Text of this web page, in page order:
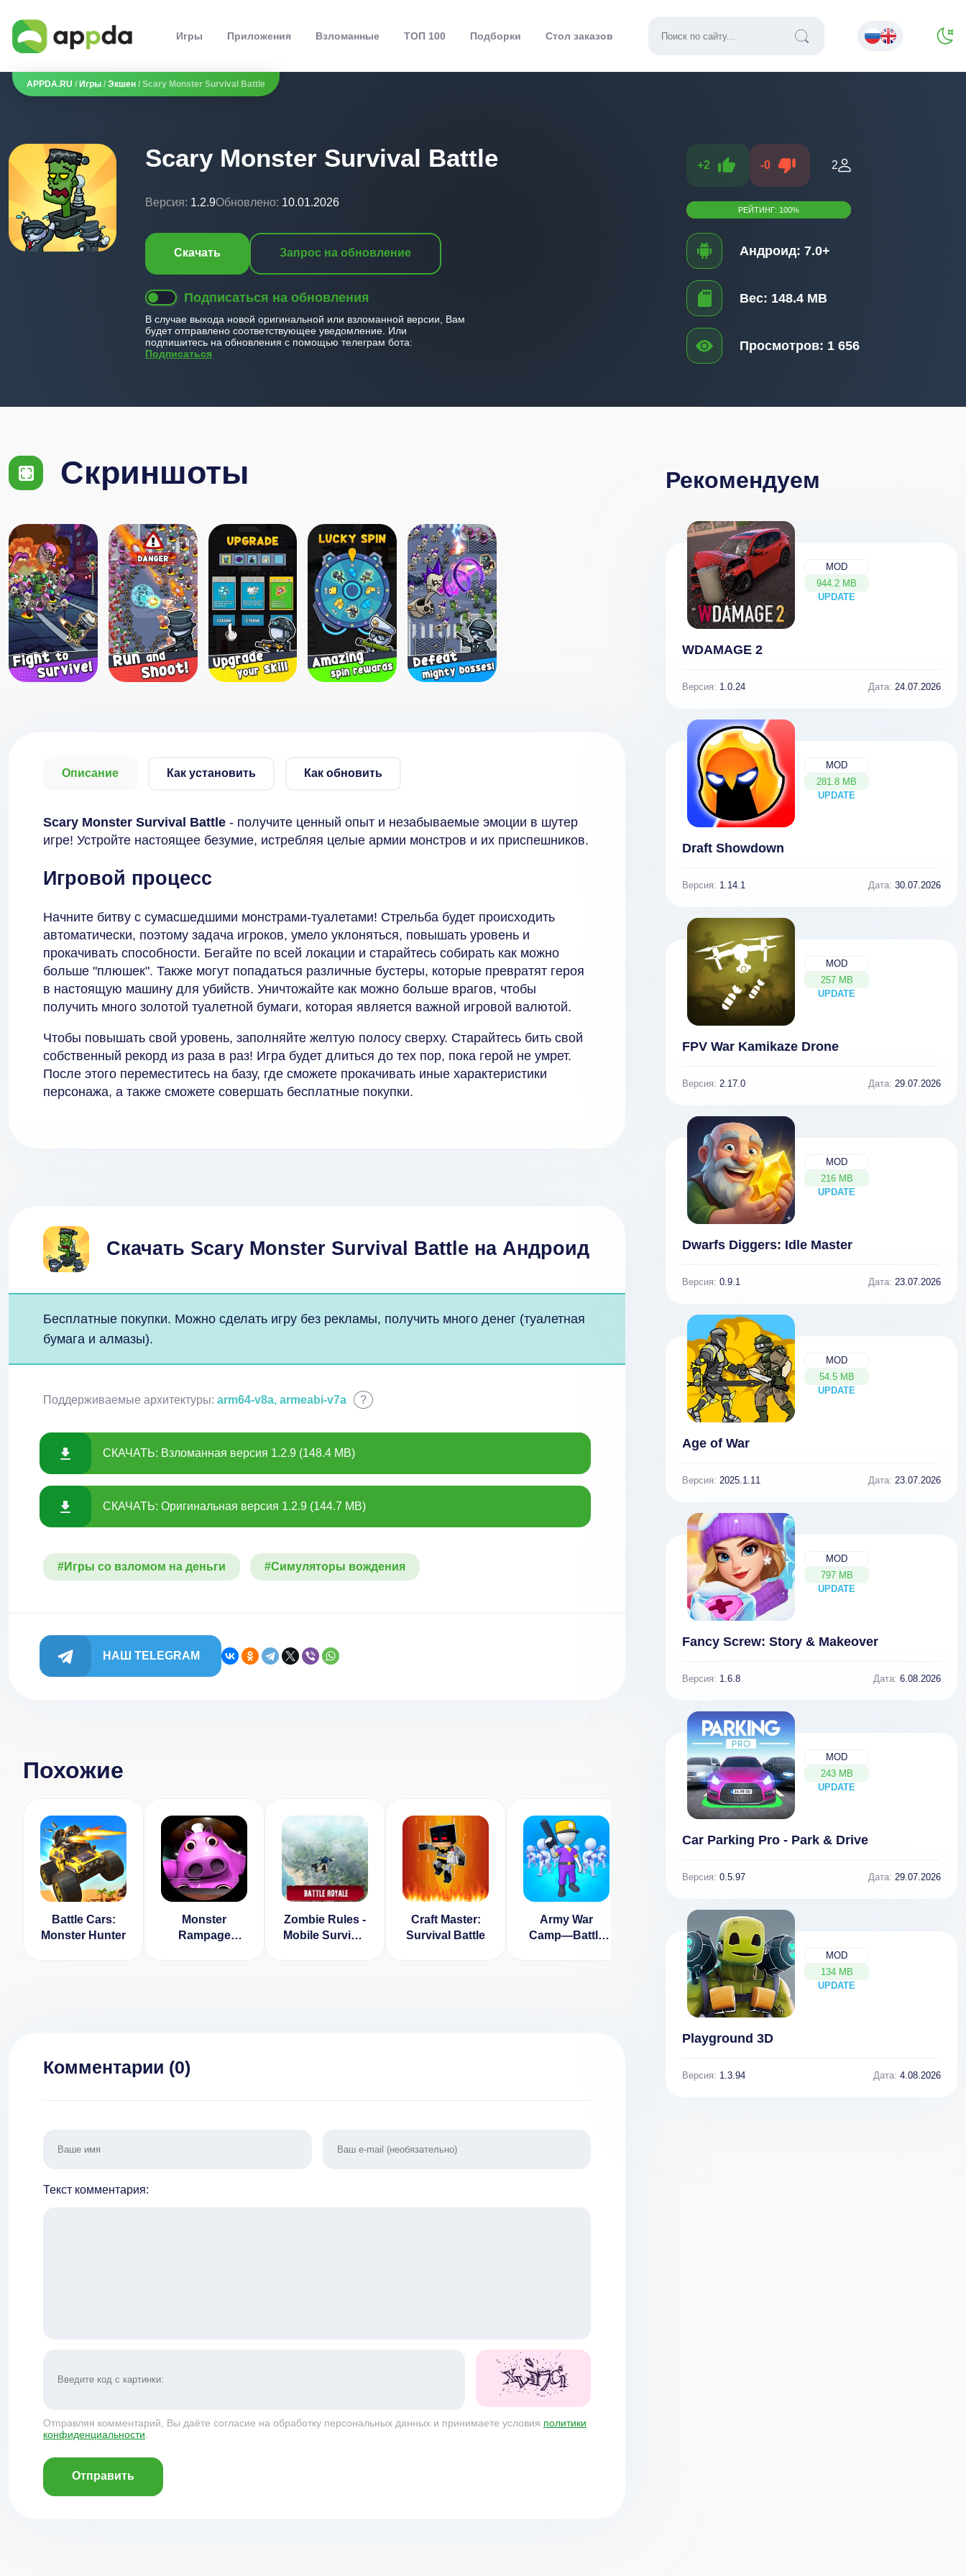
Игры Приложения Взломанные ТОП 100 Подборки Стол заказов
APPDA.RU / Игры / Экшен / Scary Monster Survival Battle
Scary Monster Survival Battle
Версия: 1.2.9Обновлено: 10.01.2026
Скачать Запрос на обновление
Подписаться на обновления
В случае выхода новой оригинальной или взломанной версии, Вам
будет отправлено соответствующее уведомление. Или
подпишитесь на обновления с помощью телеграм бота:
Подписаться
+2 -0 2
РЕЙТИНГ: 100%
Андроид: 7.0+
Вес: 148.4 MB
Просмотров: 1 656
Скриншоты
Описание Как установить Как обновить
Scary Monster Survival Battle - получите ценный опыт и незабываемые эмоции в шутер
игре! Устройте настоящее безумие, истребляя целые армии монстров и их приспешников.
Игровой процесс
Начните битву с сумасшедшими монстрами-туалетами! Стрельба будет происходить
автоматически, поэтому задача игроков, умело уклоняться, повышать уровень и
прокачивать способности. Бегайте по всей локации и старайтесь собирать как можно
больше "плюшек". Также могут попадаться различные бустеры, которые превратят героя
в настоящую машину для убийств. Уничтожайте как можно больше врагов, чтобы
получить много золотой туалетной бумаги, которая является важной игровой валютой.
Чтобы повышать свой уровень, заполняйте желтую полосу сверху. Старайтесь бить свой
собственный рекорд из раза в раз! Игра будет длиться до тех пор, пока герой не умрет.
После этого переместитесь на базу, где сможете прокачивать иные характеристики
персонажа, а также сможете совершать бесплатные покупки.
Скачать Scary Monster Survival Battle на Андроид
Бесплатные покупки. Можно сделать игру без рекламы, получить много денег (туалетная
бумага и алмазы).
Поддерживаемые архитектуры: arm64-v8a, armeabi-v7a ?
СКАЧАТЬ: Взломанная версия 1.2.9 (148.4 MB)
СКАЧАТЬ: Оригинальная версия 1.2.9 (144.7 MB)
#Игры со взломом на деньги #Симуляторы вождения
НАШ TELEGRAM
Похожие
Battle Cars:
Monster Hunter
Monster
Rampage
Zombie Rules -
Mobile Survival
Craft Master:
Survival Battle
Army War
Camp—Battle
Battle Craft
Survival
[ВЗЛОМ:
бесконечные
патроны] 2
Monster Super
League
[ВЗЛОМ:
большой
урон] v
1.0.19121907
Комментарии (0)
Текст комментария:
Отправляя комментарий, Вы даёте согласие на обработку персональных данных и принимаете условия политики
конфиденциальности
Отправить
Рекомендуем
MOD
944.2 MB
UPDATE
NEW
WDAMAGE 2
Версия: 1.0.24 Дата: 24.07.2026
MOD
281.8 MB
UPDATE
NEW
Draft Showdown
Версия: 1.14.1 Дата: 30.07.2026
MOD
257 MB
UPDATE
NEW
FPV War Kamikaze Drone
Версия: 2.17.0 Дата: 29.07.2026
MOD
216 MB
UPDATE
NEW
Dwarfs Diggers: Idle Master
Версия: 0.9.1 Дата: 23.07.2026
MOD
54.5 MB
UPDATE
NEW
Age of War
Версия: 2025.1.11 Дата: 23.07.2026
MOD
797 MB
UPDATE
NEW
Fancy Screw: Story & Makeover
Версия: 1.6.8 Дата: 6.08.2026
MOD
243 MB
UPDATE
NEW
Car Parking Pro - Park & Drive
Версия: 0.5.97 Дата: 29.07.2026
MOD
134 MB
UPDATE
NEW
Playground 3D
Версия: 1.3.94 Дата: 4.08.2026